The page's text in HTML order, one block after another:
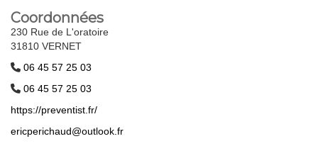
Coordonnées
230 Rue de L'oratoire
31810 VERNET
06 45 57 25 03
06 45 57 25 03
https://preventist.fr/
ericperichaud@outlook.fr